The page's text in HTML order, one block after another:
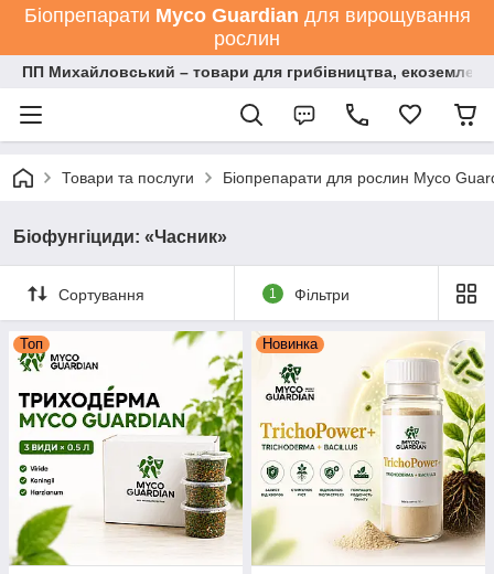
Біопрепарати Мyco Guardian для вирощування
рослин
ПП Михайловський – товари для грибівництва,
Товари та послуги Біопрепарати для рослин Myco
Біофунгіциди: «Часник»
Сортування 1 Фільтри
Топ Новинка